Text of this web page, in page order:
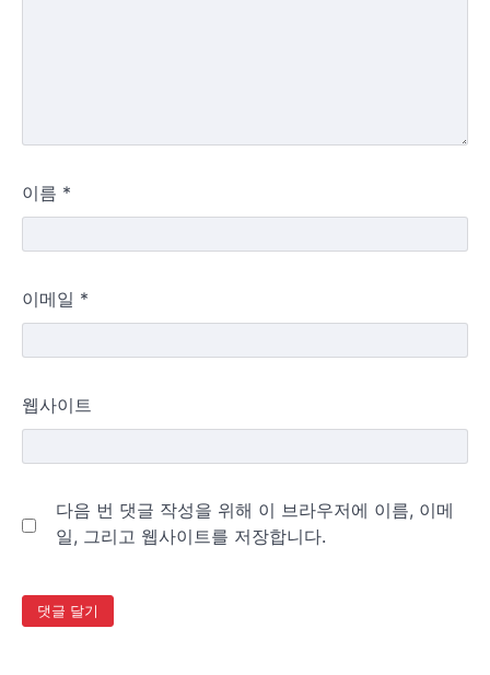
이름 *
이메일 *
웹사이트
다음 번 댓글 작성을 위해 이 브라우저에 이름, 이메
일, 그리고 웹사이트를 저장합니다.